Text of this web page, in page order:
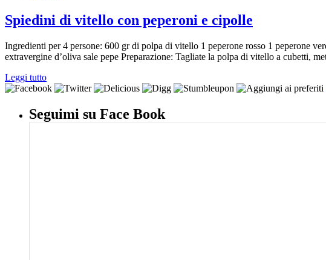
Spiedini di vitello con peperoni e cipolle
Ingredienti per 4 persone: 600 gr di polpa di vitello 1 peperone rosso 1 peperone
extravergine d’oliva sale pepe Preparazione: Tagliate la polpa di vitello a cubetti,
Leggi tutto
Seguimi su Face Book